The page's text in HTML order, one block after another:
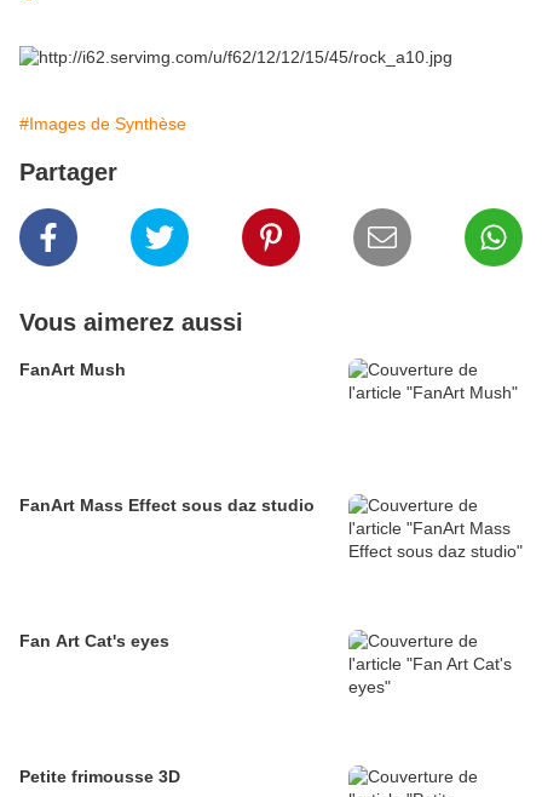
#Images de Synthèse
Partager
Vous aimerez aussi
FanArt Mush
FanArt Mass Effect sous daz studio
Fan Art Cat's eyes
Petite frimousse 3D